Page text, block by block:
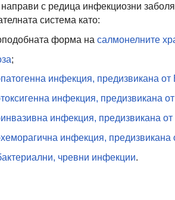
с редица инфекциозни
система като:
форма на салмонелните
;
инфекция, предизвикана
инфекция, предизвикана
инфекция, предизвикана
инфекция, предизвикана
чревни инфекции.